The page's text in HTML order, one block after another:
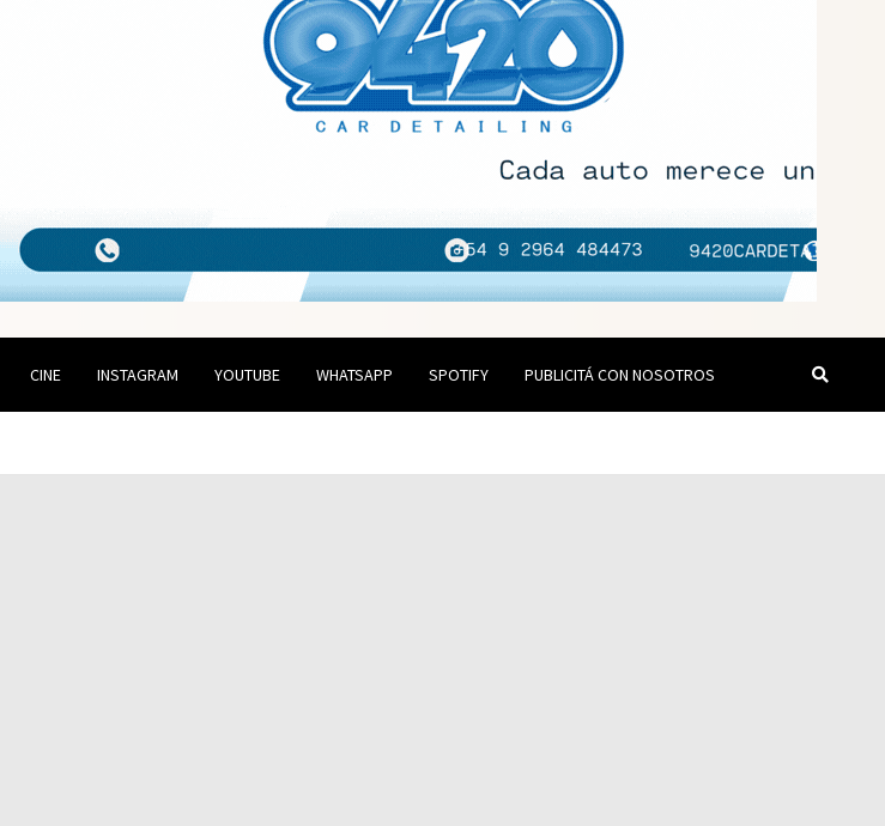
CINE INSTAGRAM YOUTUBE WHATSAPP SPOTIFY PUBLICITÁ CON NOSOTROS